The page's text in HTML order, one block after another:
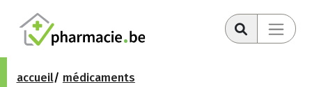
accueil
médicaments